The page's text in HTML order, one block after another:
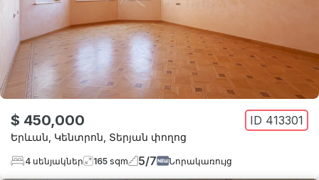
$ 450,000 ID 413301
Երևան Կենտրոն Տերյան փողոց
4 սենյակներ 165 sqm 5/7 Նորակառույց